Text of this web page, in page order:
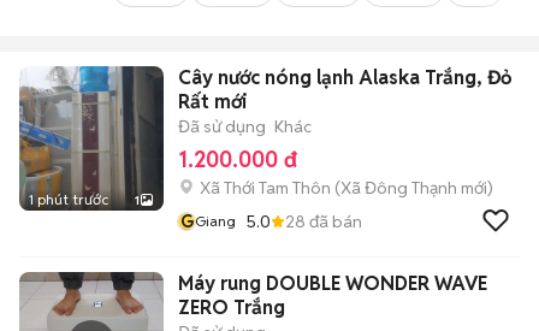
1 phút trước 1
Cây nước nóng lạnh Alaska Trắng, Đỏ
Rất mới
Đã sử dụng Khác
1.200.000 đ
Xã Thới Tam Thôn (Xã Đông Thạnh mới)
GGiang 5.0 28 đã bán
Máy rung DOUBLE WONDER WAVE
ZERO Trắng